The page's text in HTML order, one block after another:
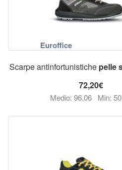
Scarpe antinfortunistiche pelle
72,20€
Medio: 96,06 Min: